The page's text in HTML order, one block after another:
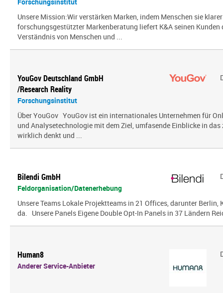
Unsere Mission:Wir verstärken Marken, indem Menschen sie
forschungsgestützter Markenberatung liefert K&A seinen Kunden
Verständnis von Menschen und ...
YouGov Deutschland GmbH
/Research Reality
Forschungsinstitut
Über YouGov YouGov ist ein internationales Unternehmen für
und Analysetechnologie mit dem Ziel, umfasende Einblicke in das
wirklich denkt und ...
Bilendi GmbH
Feldorganisation/Datenerhebung
Unsere Teams Lokale Projektteams in 21 Offices, darunter Berlin,
da. Unsere Panels Eigene Double Opt-In Panels in 37 Ländern
Human8
Anderer Service-Anbieter